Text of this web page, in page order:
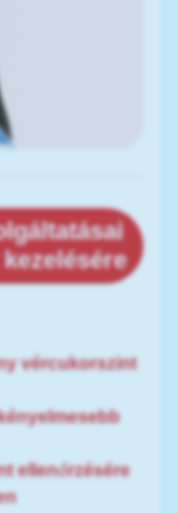
vércukorszint
ellenőrzésére